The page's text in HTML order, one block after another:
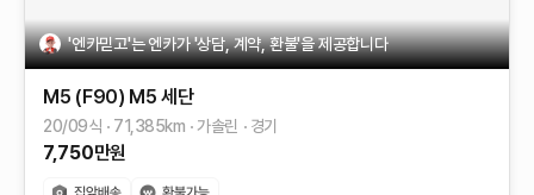
'엔카믿고'는 엔카가 '상담, 계약, 환불'을 제공합니다
M5 (F90) M5 세단
20/09식 71,385km 가솔린 경기
7,750만원